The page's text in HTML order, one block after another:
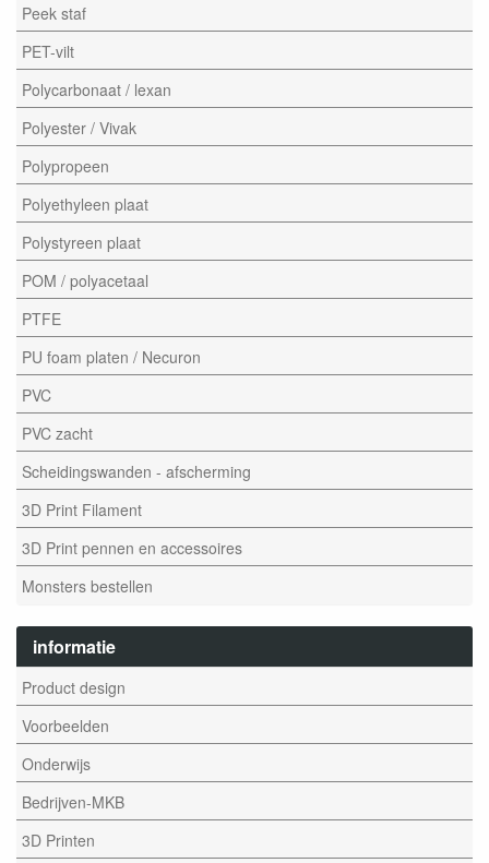
Peek staf
PET-vilt
Polycarbonaat / lexan
Polyester / Vivak
Polypropeen
Polyethyleen plaat
Polystyreen plaat
POM / polyacetaal
PTFE
PU foam platen / Necuron
PVC
PVC zacht
Scheidingswanden - afscherming
3D Print Filament
3D Print pennen en accessoires
Monsters bestellen
informatie
Product design
Voorbeelden
Onderwijs
Bedrijven-MKB
3D Printen